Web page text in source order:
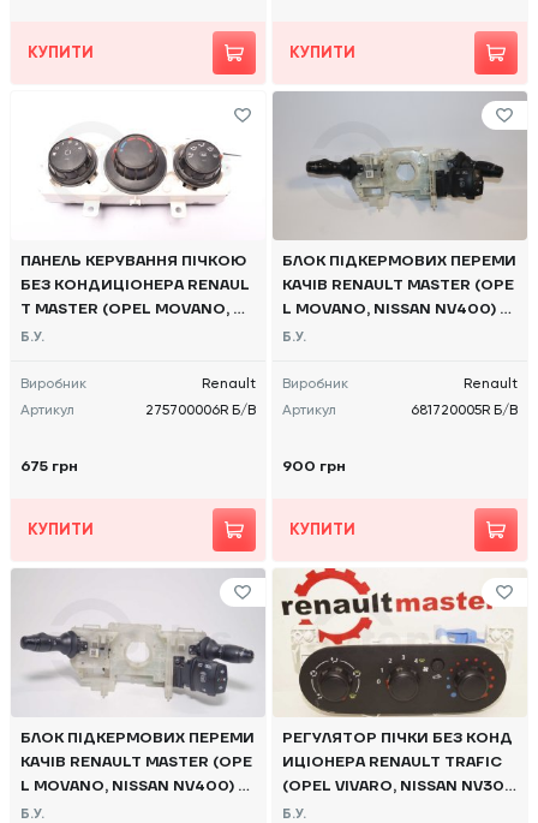
КУПИТИ КУПИТИ
ПАНЕЛЬ КЕРУВАННЯ ПІЧКОЮ
БЕЗ КОНДИЦІОНЕРА RENAUL
T MASTER (OPEL MOVANO, NI
SSAN NV400) 2010 -, 2711037
Б.У.
Виробник
Renault
Артикул
275700006R Б/В
675 грн
КУПИТИ
БЛОК ПІДКЕРМОВИХ ПЕРЕМИ
КАЧІВ RENAULT MASTER (OPE
L MOVANO, NISSAN NV400) 2
010 -, 681720005R Б/В
Б.У.
Виробник
Renault
Артикул
681720005R Б/В
900 грн
КУПИТИ
БЛОК ПІДКЕРМОВИХ ПЕРЕМИ
КАЧІВ RENAULT MASTER (OPE
L MOVANO, NISSAN NV400) 2
010 -, 681720005R Б/В
Б.У.
РЕГУЛЯТОР ПІЧКИ БЕЗ КОНД
ИЦІОНЕРА RENAULT TRAFIC
(OPEL VIVARO, NISSAN NV30
0) 2014 -, 275704808R 3008
Б.У.